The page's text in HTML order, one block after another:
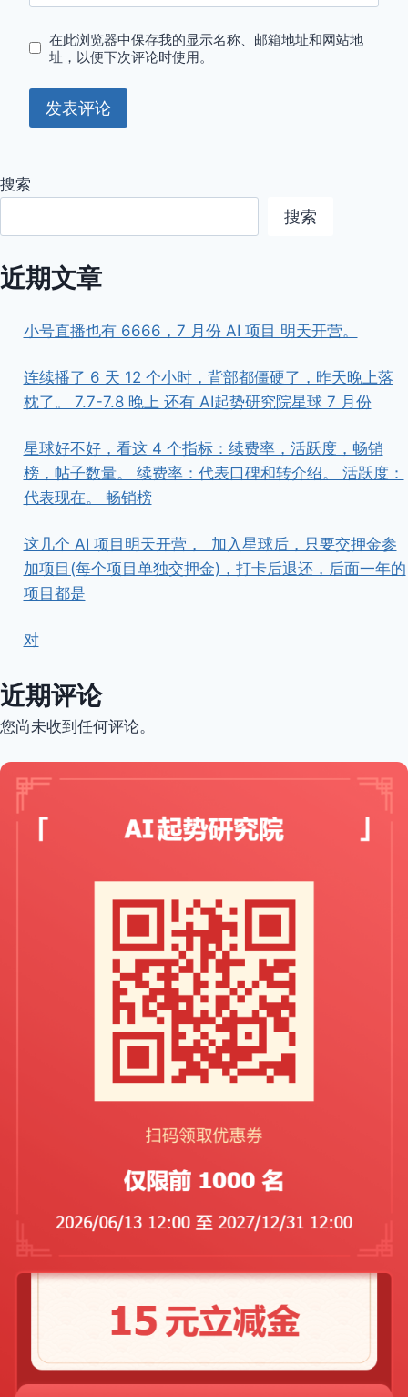
在此浏览器中保存我的显示名称、邮箱地址和网站地
址，以便下次评论时使用。
搜索
搜索
近期文章
小号直播也有 6666，7 月份 AI 项目 明天开营。
连续播了 6 天 12 个小时，背部都僵硬了，昨天晚上落
枕了。 7.7-7.8 晚上 还有 AI起势研究院星球 7 月份
星球好不好，看这 4 个指标：续费率，活跃度，畅销
榜，帖子数量。 续费率：代表口碑和转介绍。 活跃度：
代表现在。 畅销榜
这几个 AI 项目明天开营， ​ ​加入星球后，只要交押金参
加项目(每个项目单独交押金)，打卡后退还，后面一年的
项目都是
对
近期评论
您尚未收到任何评论。